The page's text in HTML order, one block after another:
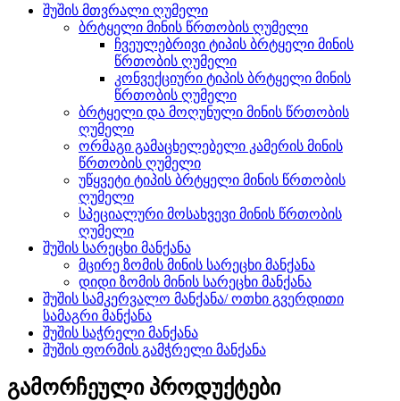
შუშის მთვრალი ღუმელი
ბრტყელი მინის წრთობის ღუმელი
ჩვეულებრივი ტიპის ბრტყელი მინის
წრთობის ღუმელი
კონვექციური ტიპის ბრტყელი მინის
წრთობის ღუმელი
ბრტყელი და მოღუნული მინის წრთობის
ღუმელი
ორმაგი გამაცხელებელი კამერის მინის
წრთობის ღუმელი
უწყვეტი ტიპის ბრტყელი მინის წრთობის
ღუმელი
სპეციალური მოსახვევი მინის წრთობის
ღუმელი
შუშის სარეცხი მანქანა
მცირე ზომის მინის სარეცხი მანქანა
დიდი ზომის მინის სარეცხი მანქანა
შუშის სამკერვალო მანქანა/ ოთხი გვერდითი
სამაგრი მანქანა
შუშის საჭრელი მანქანა
შუშის ფორმის გამჭრელი მანქანა
გამორჩეული პროდუქტები